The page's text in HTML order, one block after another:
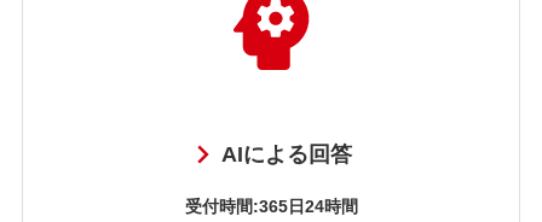
AIによる回答
受付時間:365日24時間